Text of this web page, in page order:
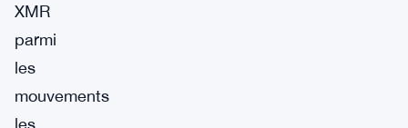
XMR
parmi
les
mouvements
les